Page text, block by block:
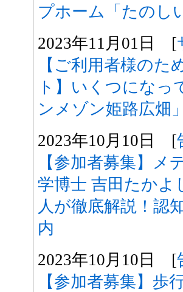
プホーム「たのし
2023年11月01日 [
【ご利用者様の
ト】いくつになっ
ンメゾン姫路広畑
2023年10月10日 [
【参加者募集】メ
学博士 吉田たかよ
人が徹底解説！認
内
2023年10月10日 [
【参加者募集】歩